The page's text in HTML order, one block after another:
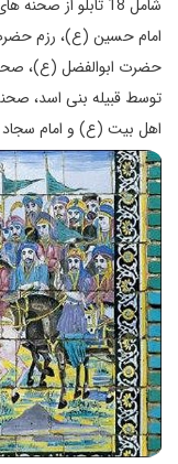
شامل 18 تابلو از
امام حسین (ع)، رزم
حضرت ابوالفضل (ع)، صحنه
توسط قبیله بنی اسد،
اهل بیت (ع) و امام